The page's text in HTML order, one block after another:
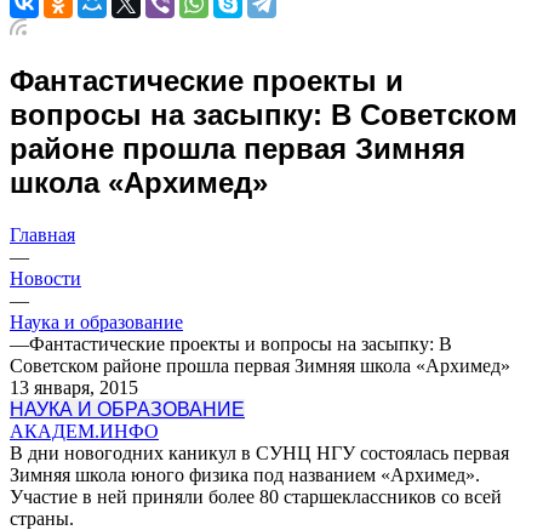
Фантастические проекты и
вопросы на засыпку: В Советском
районе прошла первая Зимняя
школа «Архимед»
Главная
—
Новости
—
Наука и образование
—Фантастические проекты и вопросы на засыпку: В
Советском районе прошла первая Зимняя школа «Архимед»
13 января, 2015
НАУКА И ОБРАЗОВАНИЕ
АКАДЕМ.ИНФО
В дни новогодних каникул в СУНЦ НГУ состоялась первая
Зимняя школа юного физика под названием «Архимед».
Участие в ней приняли более 80 старшеклассников со всей
страны.